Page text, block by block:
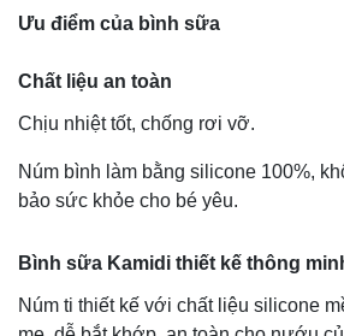
Ưu điểm của bình sữa
Chất liệu an toàn
Chịu nhiệt tốt, chống rơi vỡ.
Núm bình làm bằng silicone 100%,
bảo sức khỏe cho bé yêu.
Bình sữa Kamidi thiết kế thông
Núm ti thiết kế với chất liệu silicone